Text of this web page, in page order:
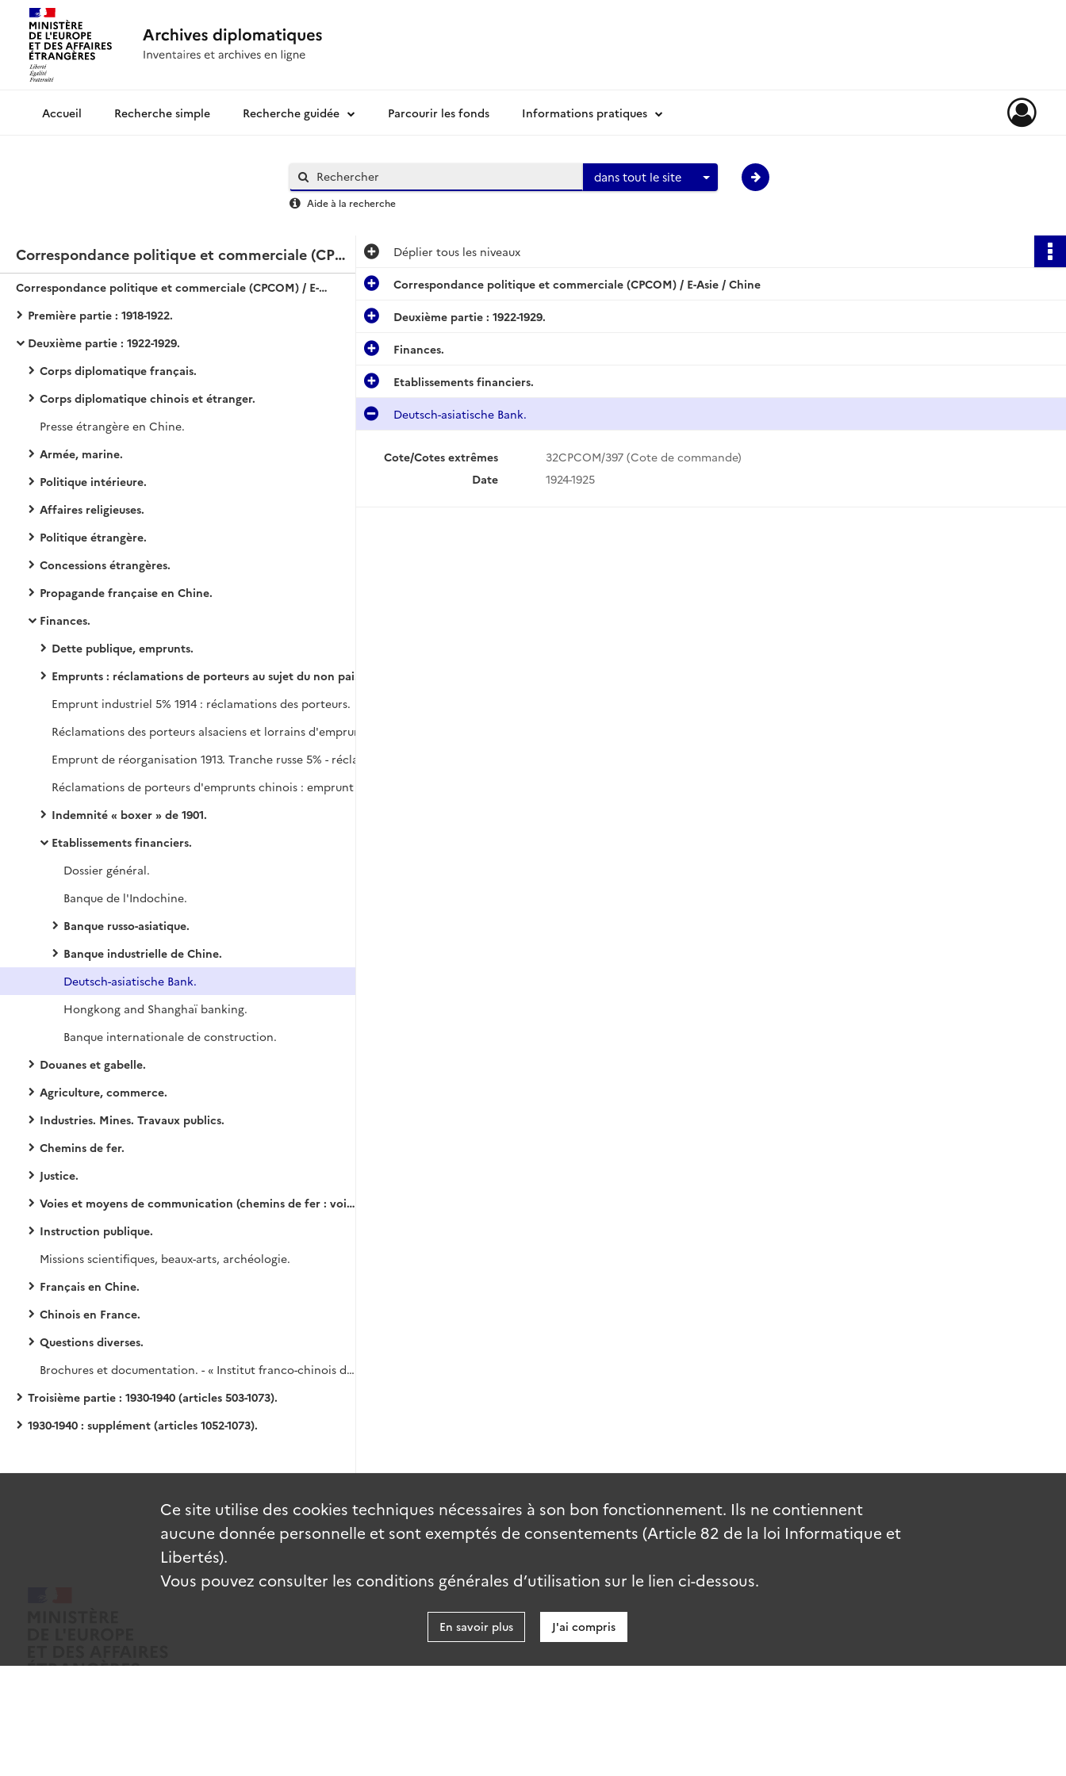
Archives diplomatiquesRecherche simple Recherche guidée Parcourir les fonds Informations pratiques
dans tout le site
Aide à la recherche
Correspondance politique et commerciale (CPCOM) / E-Asie / Chine
Correspondance politique et commerciale (CPCOM) / E-Asie / Chine
Première partie : 1918-1922.
Deuxième partie : 1922-1929.
Corps diplomatique français.
Corps diplomatique chinois et étranger.
Presse étrangère en Chine.
Armée, marine.
Politique intérieure.
Affaires religieuses.
Politique étrangère.
Concessions étrangères.
Propagande française en Chine.
Finances.
Dette publique, emprunts.
Emprunts : réclamations de porteurs au sujet du non paiement des arrérages.
Emprunt industriel 5% 1914 : réclamations des porteurs.
Indemnité « boxer » de 1901.
Etablissements financiers.
Dossier général.
Banque de l'Indochine.
Banque russo-asiatique.
Banque industrielle de Chine.
Deutsch-asiatische Bank.
Hongkong and Shanghaï banking.
Banque internationale de construction.
Douanes et gabelle.
Agriculture, commerce.
Industries. Mines. Travaux publics.
Chemins de fer.
Justice.
Voies et moyens de communication (chemins de fer : voir plus haut n° 426 à 449).
Instruction publique.
Missions scientifiques, beaux-arts, archéologie.
Français en Chine.
Chinois en France.
Questions diverses.
Brochures et documentation. - « Institut franco-chinois d'industrie et de commerce [de Shanghaï] : règlement programme, conditions d'admission » (s.d., [années 1920]). Conférence d'A. Bodard, « L'Ouest chinois, la province du Setchoan et les marches tibétaines » (tiré à part de la revue la géographie, février 1922). « question des services publics à Shanghaï : le service des eaux et de l'électricité sur la concession française » (étude d'Albert Chapeaux, années 1920). Notes sur la Chine, mémoire dactylographié d'Ernest Outrey, député de la Cochinhine, membre de la commission des Affaires extérieures et coloniales, [vers 1921]. The future development of the Shanghai harbour : report to the Whangpoo conservancy board, 1918. Mémoire imprimé en chinois (non traduit) [une note précise : « envoyé par Moutet le 16 VI 1922 aux Aff. Etrangères ; cf dossier indemnité 1900 »]. Copies de traités franco-chinois de 1858, 1885, 1886, 1887 et 1895.
Troisième partie : 1930-1940 (articles 503-1073).
1930-1940 : supplément (articles 1052-1073).
Déplier tous les niveaux
Correspondance politique et commerciale (CPCOM) / E-Asie / Chine
Deuxième partie : 1922-1929.
Finances.
Etablissements financiers.
Deutsch-asiatische Bank.
Cote/Cotes extrêmes
32CPCOM/397 (Cote de commande)
Date
1924-1925
Ce site utilise des cookies techniques nécessaires à son bon fonctionnement. Ils ne contiennent
aucune donnée personnelle et sont exemptés de consentements (Article 82 de la loi Informatique et
Libertés).
Vous pouvez consulter les conditions générales d’utilisation sur le lien ci-dessous.
En savoir plus J'ai compris